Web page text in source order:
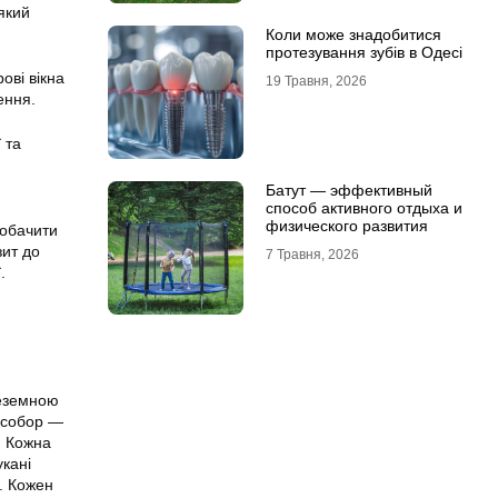
вікна
та
до
собор —
Кожна
Кожен
Коли може знадобитися
протезування зубів в Одесі
19 Травня, 2026
Батут — эффективный
способ активного отдыха и
физического развития
7 Травня, 2026